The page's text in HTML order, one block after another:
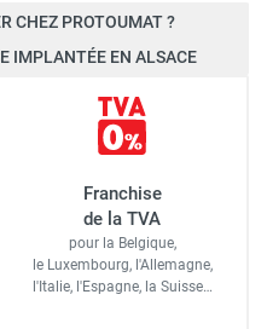
CHEZ PROTOUMAT ?
IMPLANTÉE EN ALSACE
Franchise
de la TVA
pour la Belgique,
le Luxembourg, l'Allemagne,
l'Italie, l'Espagne, la Suisse…